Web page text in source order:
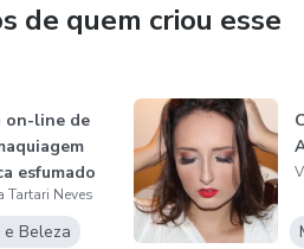
de quem criou esse
on-line de
esfumado
Tartari Neves
e Beleza